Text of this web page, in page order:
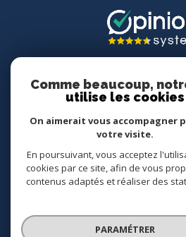
Comme beaucoup,
utilise les cookies
On aimerait vous accompagner
votre visite.
En poursuivant, vous acceptez
cookies par ce site, afin de vous
contenus adaptés et réaliser des
PARAMÉTRER